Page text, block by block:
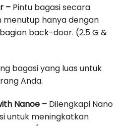
– Pintu bagasi secara
hanya dengan
back-door. (2.5 G &
bagasi yang luas untuk
Anda.
Nanoe – Dilengkapi Nano
untuk meningkatkan